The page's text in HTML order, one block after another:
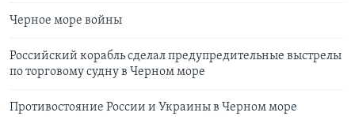
Черное море войны
Российский корабль сделал предупредительные выстрелы
по торговому судну в Черном море
Противостояние России и Украины в Черном море